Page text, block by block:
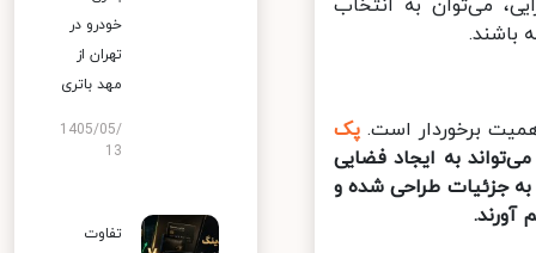
می‌توان به انتخاب
برخوردار است.پک‌
به ایجاد فضایی
جزئیات طراحی شده و
خودرو در
تهران از
مهد باتری
1405/05/
13
تفاوت